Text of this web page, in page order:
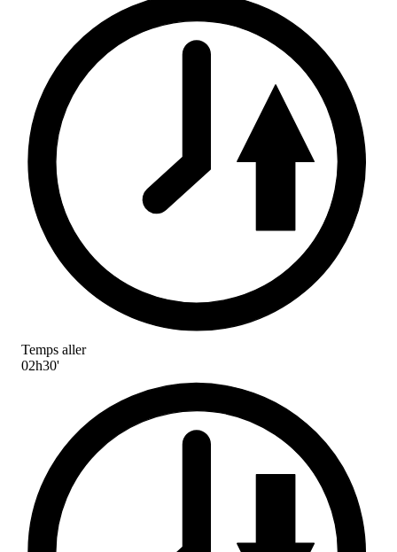
Temps aller
02h30'